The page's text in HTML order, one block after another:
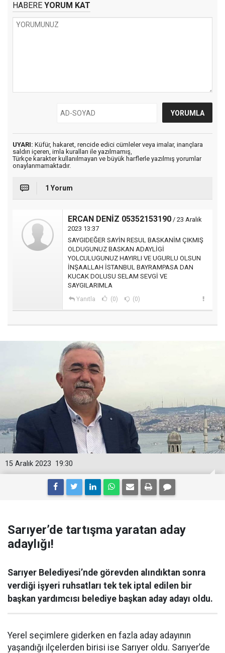
HABERE YORUM KAT
UYARI: Küfür, hakaret, rencide edici cümleler veya imalar, inançlara
saldırı içeren, imla kuralları ile yazılmamış,
Türkçe karakter kullanılmayan ve büyük harflerle yazılmış yorumlar
onaylanmamaktadır.
1 Yorum
ERCAN DENİZ 05352153190 / 23 Aralık
2023 13:37
SAYGIDEĞER SAYİN RESUL BASKANİM ÇIKMIŞ
OLDUGUNUZ BASKAN ADAYLİGİ
YOLCULUGUNUZ HAYIRLI VE UGURLU OLSUN
İNŞAALLAH İSTANBUL BAYRAMPASA DAN
KUCAK DOLUSU SELAM SEVGİ VE
SAYGILARIMLA
Yanıtla (0) (0)
19:30
15 Aralık 2023
Sarıyer’de tartışma yaratan aday
adaylığı!
Sarıyer Belediyesi’nde görevden alındıktan sonra
verdiği işyeri ruhsatları tek tek iptal edilen bir
başkan yardımcısı belediye başkan aday adayı oldu.
Yerel seçimlere giderken en fazla aday adayının
yaşandığı ilçelerden birisi ise Sarıyer oldu. Sarıyer’de